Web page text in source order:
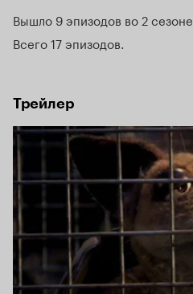
Вышло 9 эпизодов во 2 сезоне
Всего 17 эпизодов
Трейлер